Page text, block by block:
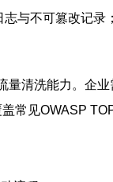
与不可篡改记录
清洗能力。企
常见OWASP